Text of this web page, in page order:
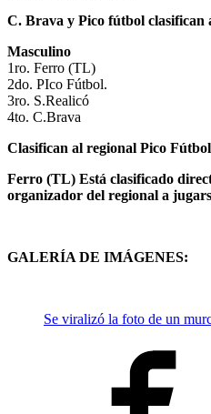
C. Brava y Pico fútbol clasifican
Masculino
1ro. Ferro (TL)
2do. PIco Fútbol.
3ro. S.Realicó
4to. C.Brava
Clasifican al regional Pico
Ferro (TL) Está clasificado
organizador del regional a
GALERÍA DE IMÁGENES:
Se viralizó la foto de un